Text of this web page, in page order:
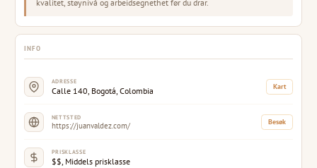
kvalitet, støynivå og arbeidsegnethet før du drar.
INFO
ADRESSE
Calle 140, Bogotá, Colombia Kart
NETTSTED
https://juanvaldez.com/ Besøk
PRISKLASSE
$$, Middels prisklasse